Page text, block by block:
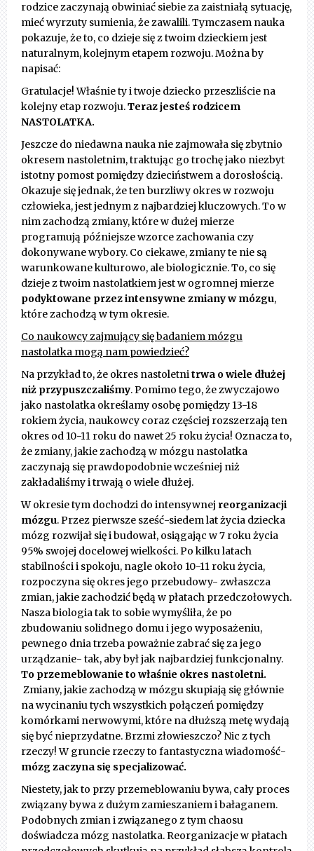
rodzice zaczynają obwiniać siebie za zaistniałą sytuację,
mieć wyrzuty sumienia, że zawalili. Tymczasem nauka
pokazuje, że to, co dzieje się z twoim dzieckiem jest
naturalnym, kolejnym etapem rozwoju. Można by
napisać:
Gratulacje! Właśnie ty i twoje dziecko przeszliście na
kolejny etap rozwoju.Teraz jesteś rodzicem
NASTOLATKA.
Jeszcze do niedawna nauka nie zajmowała się zbytnio
okresem nastoletnim, traktując go trochę jako niezbyt
istotny pomost pomiędzy dzieciństwem a dorosłością.
Okazuje się jednak, że ten burzliwy okres w rozwoju
człowieka, jest jednym z najbardziej kluczowych. To w
nim zachodzą zmiany, które w dużej mierze
programują późniejsze wzorce zachowania czy
dokonywane wybory. Co ciekawe, zmiany te nie są
warunkowane kulturowo, ale biologicznie. To, co się
dzieje z twoim nastolatkiem jest w ogromnej mierze
podyktowane przez intensywne zmiany w mózgu,
które zachodzą w tym okresie.
Co naukowcy zajmujący się badaniem mózgu
nastolatka mogą nam powiedzieć?
Na przykład to, że okres nastoletnitrwa o wiele dłużej
niż przypuszczaliśmy. Pomimo tego, że zwyczajowo
jako nastolatka określamy osobę pomiędzy 13-18
rokiem życia, naukowcy coraz częściej rozszerzają ten
okres od 10-11 roku do nawet 25 roku życia! Oznacza to,
że zmiany, jakie zachodzą w mózgu nastolatka
zaczynają się prawdopodobnie wcześniej niż
zakładaliśmy i trwają o wiele dłużej.
W okresie tym dochodzi do intensywnej reorganizacji
mózgu. Przez pierwsze sześć-siedem lat życia dziecka
mózg rozwijał się i budował, osiągając w 7 roku życia
95% swojej docelowej wielkości. Po kilku latach
stabilności i spokoju, nagle około 10-11 roku życia,
rozpoczyna się okres jego przebudowy- zwłaszcza
zmian, jakie zachodzić będą w płatach przedczołowych.
Nasza biologia tak to sobie wymyśliła, że po
zbudowaniu solidnego domu i jego wyposażeniu,
pewnego dnia trzeba poważnie zabrać się za jego
urządzanie- tak, aby był jak najbardziej funkcjonalny.
To przemeblowanie to właśnie okres nastoletni.
Zmiany, jakie zachodzą w mózgu skupiają się głównie
na wycinaniu tych wszystkich połączeń pomiędzy
komórkami nerwowymi, które na dłuższą metę wydają
się być nieprzydatne. Brzmi złowieszczo? Nic z tych
rzeczy! W gruncie rzeczy to fantastyczna wiadomość-
mózg zaczyna się specjalizować.
Niestety, jak to przy przemeblowaniu bywa, cały proces
związany bywa z dużym zamieszaniem i bałaganem.
Podobnych zmian i związanego z tym chaosu
doświadcza mózg nastolatka. Reorganizacje w płatach